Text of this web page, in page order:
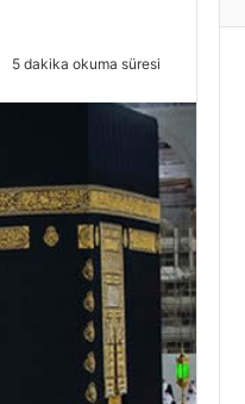
5 dakika okuma süresi